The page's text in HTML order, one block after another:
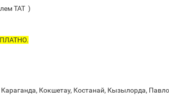
ТАТ )
Кокшетау, Костанай, Кызылорда,